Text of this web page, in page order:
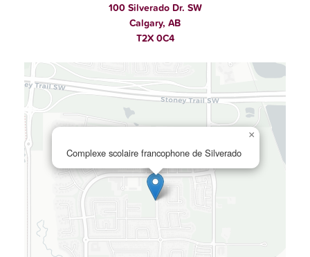
100 Silverado Dr. SW
Calgary, AB
T2X 0C4
Complexe scolaire francophone de Silverado
×